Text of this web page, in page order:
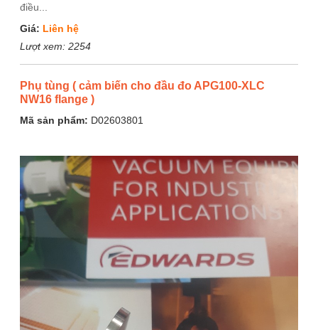
điều...
Giá: Liên hệ
Lượt xem:2254
Phụ tùng ( cảm biến cho đầu đo APG100-XLC
NW16 flange )
Mã sản phẩm: D02603801